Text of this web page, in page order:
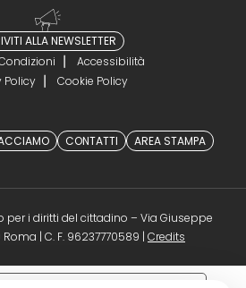
ALLA NEWSLETTER
Accessibilità
Policy
Cookie Policy
CONTATTI AREA STAMPA
per i diritti del cittadino – Via Giuseppe
Roma | C. F. 96237770589 | Credits